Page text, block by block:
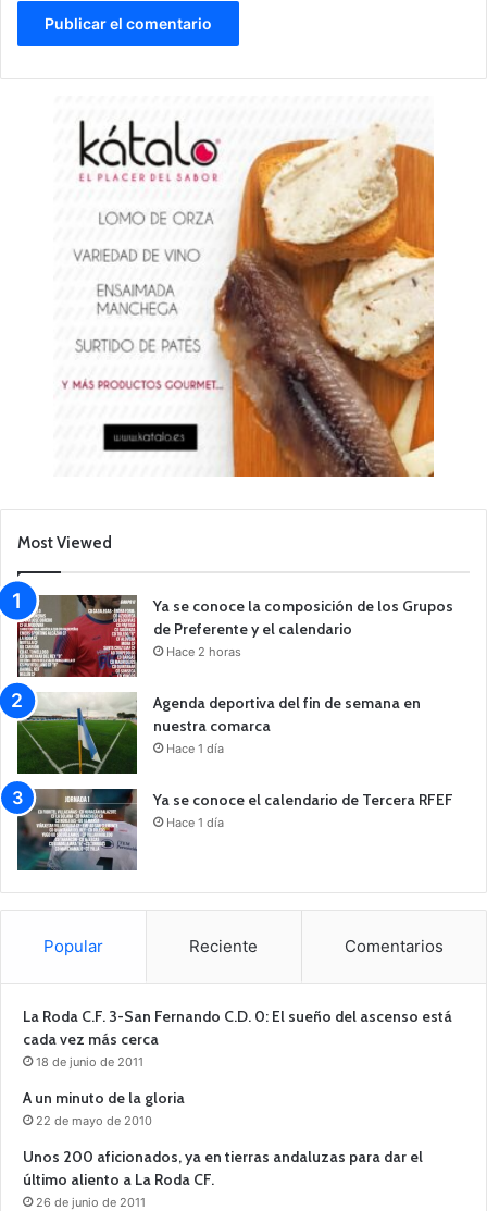
Most Viewed
Ya se conoce la composición de los Grupos
de Preferente y el calendario
Hace 2 horas
Agenda deportiva del fin de semana en
nuestra comarca
Hace 1 día
Ya se conoce el calendario de Tercera RFEF
Hace 1 día
Popular Reciente Comentarios
La Roda C.F. 3-San Fernando C.D. 0: El sueño del ascenso está
cada vez más cerca
18 de junio de 2011
A un minuto de la gloria
22 de mayo de 2010
Unos 200 aficionados, ya en tierras andaluzas para dar el
último aliento a La Roda CF.
26 de junio de 2011